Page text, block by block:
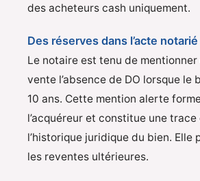
des acheteurs cash uniquement.
Des réserves dans l’acte notarié
Le notaire est tenu de mentionner
vente l’absence de DO lorsque le
10 ans. Cette mention alerte
l’acquéreur et constitue une
l’historique juridique du bien. Elle
les reventes ultérieures.